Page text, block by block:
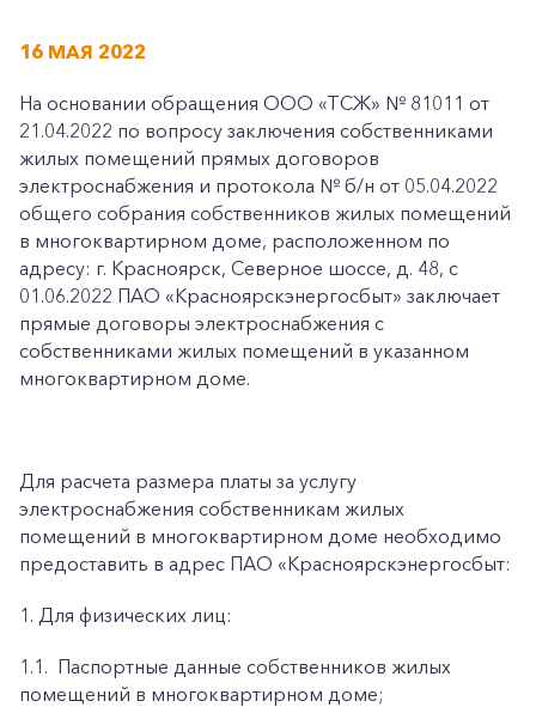
16 МАЯ 2022
На основании обращения ООО «ТСЖ» № 81011 от
21.04.2022 по вопросу заключения собственниками
жилых помещений прямых договоров
электроснабжения и протокола № б/н от 05.04.2022
общего собрания собственников жилых помещений
в многоквартирном доме, расположенном по
адресу: г. Красноярск, Северное шоссе, д. 48, с
01.06.2022 ПАО «Красноярскэнергосбыт» заключает
прямые договоры электроснабжения с
собственниками жилых помещений в указанном
многоквартирном доме.
Для расчета размера платы за услугу
электроснабжения собственникам жилых
помещений в многоквартирном доме необходимо
предоставить в адрес ПАО «Красноярскэнергосбыт:
1. Для физических лиц:
1.1. Паспортные данные собственников жилых
помещений в многоквартирном доме;